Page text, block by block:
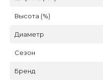
Высота (%)
Диаметр
Сезон
Бренд